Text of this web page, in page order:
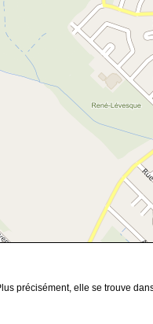
précisément, elle se trouve